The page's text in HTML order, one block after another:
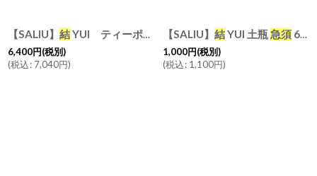
【SALIU】 結YUI ティーポット ６００ml 急須紅茶の為の
6,400円(税別)
(税込: 7,040円)
【SALIU】 結YUI 土瓶急須 600ml 蓋 交換用部品
1,000円(税別)
(税込: 1,100円)